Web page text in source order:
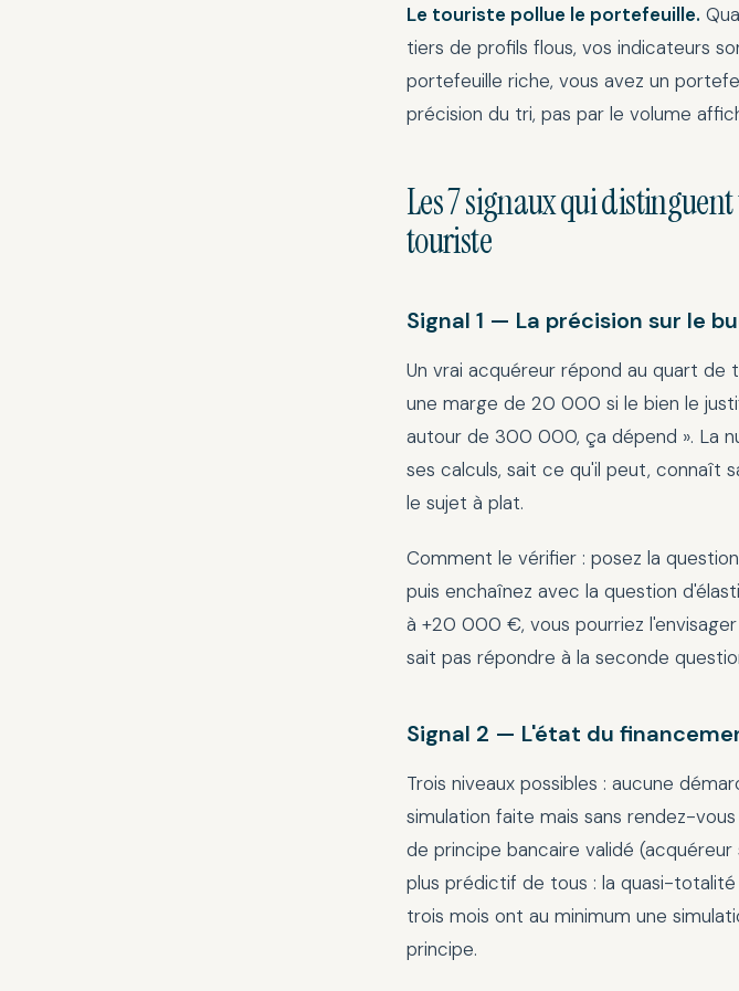
Le touriste pollue le portefeuille.
tiers de profils flous, vos indicateurs
portefeuille riche, vous avez un
précision du tri, pas par le volume
Les 7 signaux qui
touriste
Signal 1 — La précision sur le
Un vrai acquéreur répond au quart de
une marge de 20 000 si le bien le
autour de 300 000, ça dépend ». La
ses calculs, sait ce qu'il peut, connaît
le sujet à plat.
Comment le vérifier : posez la
puis enchaînez avec la question
à +20 000 €, vous pourriez
sait pas répondre à la seconde
Signal 2 — L'état du
Trois niveaux possibles : aucune
simulation faite mais sans rendez-
de principe bancaire validé
plus prédictif de tous : la quasi-
trois mois ont au minimum une
principe.